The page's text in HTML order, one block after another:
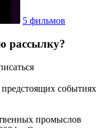
5 фильмов
рассылку?
событиях
промыслов